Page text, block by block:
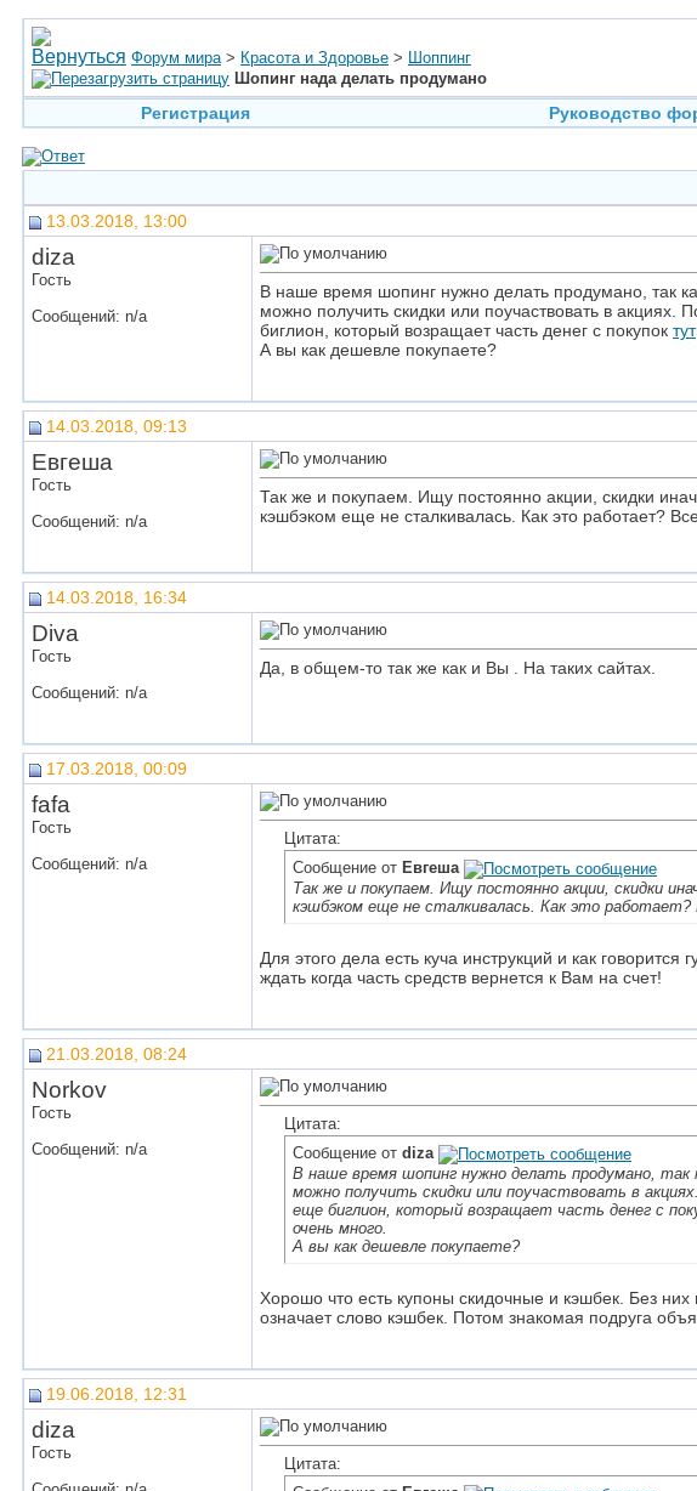
Форум мира > Красота и Здоровье > Шоппинг
Шопинг нада делать продумано
Регистрация Руководство
13.03.2018, 13:00
diza
Гость
Сообщений: n/a
В наше время шопинг нужно делать продумано, так
можно получить скидки или поучаствовать в
биглион, который возращает часть денег с покупок тут
А вы как дешевле покупаете?
14.03.2018, 09:13
Евгеша
Гость
Сообщений: n/a
Так же и покупаем. Ищу постоянно акции, скидки
кэшбэком еще не сталкивалась. Как это работает?
14.03.2018, 16:34
Diva
Гость
Сообщений: n/a
Да, в общем-то так же как и Вы . На таких сайтах.
17.03.2018, 00:09
fafa
Гость
Сообщений: n/a
Цитата:
Сообщение от Евгеша
Так же и покупаем. Ищу постоянно акции, скидки
кэшбэком еще не сталкивалась. Как это
Для этого дела есть куча инструкций и как
ждать когда часть средств вернется к Вам на счет!
21.03.2018, 08:24
Norkov
Гость
Сообщений: n/a
Цитата:
Сообщение от diza
В наше время шопинг нужно делать продумано, так
можно получить скидки или поучаствовать в
еще биглион, который возращает часть денег с
очень много.
А вы как дешевле покупаете?
Хорошо что есть купоны скидочные и кэшбек. Без
означает слово кэшбек. Потом знакомая подруга
19.06.2018, 12:31
diza
Гость
Цитата: